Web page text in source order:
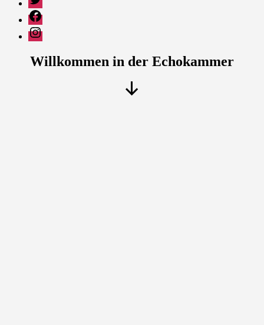
Facebook
Instagram
Willkommen in der Echokammer